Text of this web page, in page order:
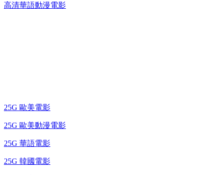
高清華語動漫電影
25G 歐美電影
25G 歐美動漫電影
25G 華語電影
25G 韓國電影